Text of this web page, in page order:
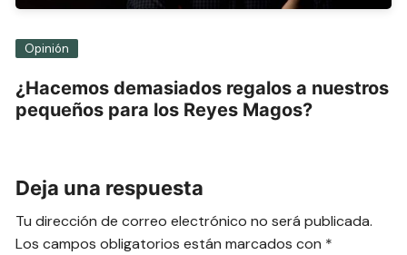
Opinión
¿Hacemos demasiados regalos a nuestros
pequeños para los Reyes Magos?
Deja una respuesta
Tu dirección de correo electrónico no será publicada.
Los campos obligatorios están marcados con *